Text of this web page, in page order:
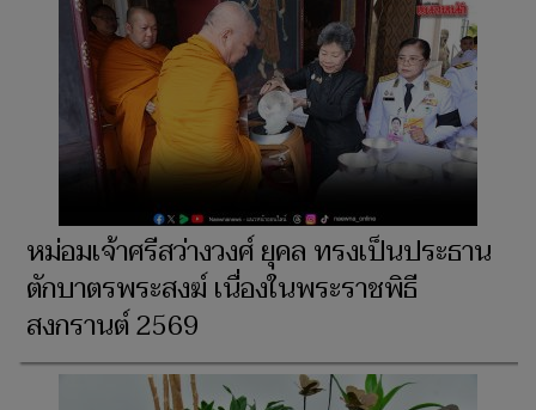
หม่อมเจ้าศรีสว่างวงศ์ ยุคล ทรงเป็นประธาน
ตักบาตรพระสงฆ์ เนื่องในพระราชพิธี
สงกรานต์ 2569